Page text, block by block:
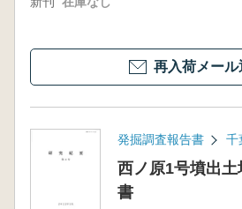
再入荷メール
発掘調査報告書 千
西ノ原1号墳出
書